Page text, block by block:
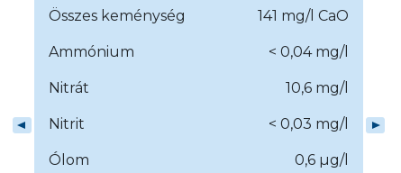
Összes keménység 141 mg/l CaO
Ammónium < 0,04 mg/l
Nitrát 10,6 mg/l
Nitrit < 0,03 mg/l
Ólom 0,6 µg/l